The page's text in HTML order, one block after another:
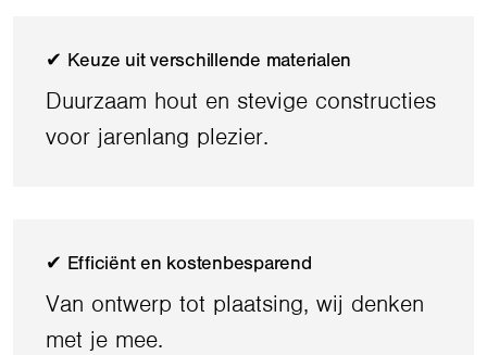
✔ Keuze uit verschillende materialen
Duurzaam hout en stevige constructies
voor jarenlang plezier.
✔ Efficiënt en kostenbesparend
Van ontwerp tot plaatsing, wij denken
met je mee.